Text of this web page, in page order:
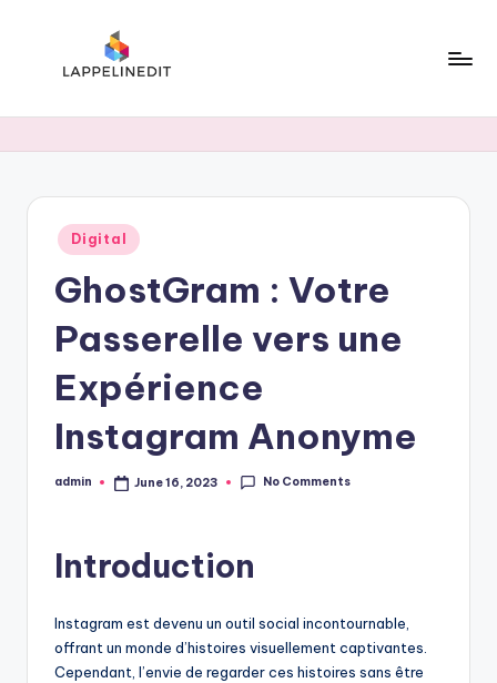
Posted
in
Digital
GhostGram : Votre
Passerelle vers une
Expérience
Instagram Anonyme
Posted
admin June 16, 2023 No Comments
Introduction
Instagram est devenu un outil social incontournable,
offrant un monde d’histoires visuellement captivantes.
Cependant, l’envie de regarder ces histoires sans être